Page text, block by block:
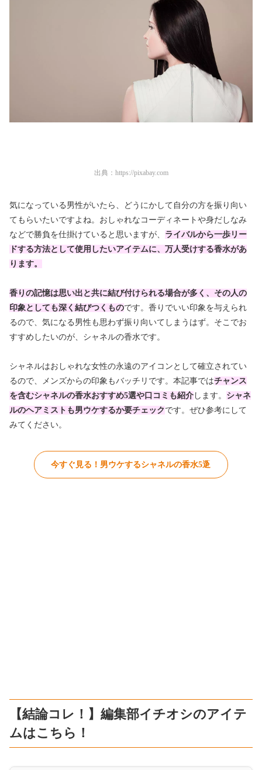
出典： https://pixabay.com
気になっている男性がいたら、どうにかして自分の方を振り向い
てもらいたいですよね。おしゃれなコーディネートや身だしなみ
などで勝負を仕掛けていると思いますが、 ライバルから一歩リー
ドする方法として使用したいアイテムに、万人受けする香水があ
ります。
香りの記憶は思い出と共に結び付けられる場合が多く、その人の
印象としても深く結びつくものです。香りでいい印象を与えられ
るので、気になる男性も思わず振り向いてしまうはず。そこでお
すすめしたいのが、シャネルの香水です。
シャネルはおしゃれな女性の永遠のアイコンとして確立されてい
るので、メンズからの印象もバッチリです。本記事ではチャンス
を含むシャネルの香水おすすめ5選や 口コミも紹介 します。 シャネ
ルのヘアミストも男ウケするか要チェック です。ぜひ参考にして
みてください。
今すぐ見る！男ウケするシャネルの香水5選
【結論コレ！】編集部イチオシのアイテ
ムはこちら！